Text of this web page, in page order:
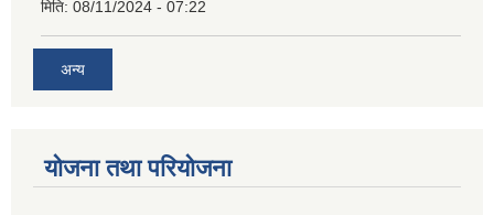
मिति: 08/11/2024 - 07:22
अन्य
योजना तथा परियोजना